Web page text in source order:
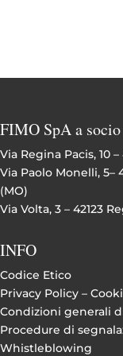
FIMO SpA a
Via Regina Pacis, 10
Via Paolo Monelli, 5–
(MO)
Via Volta, 3 – 42123
INFO
Codice Etico
Privacy Policy –
Condizioni generali
Procedure di
Whistleblowing